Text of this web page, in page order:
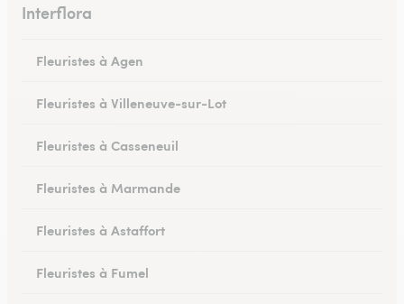
Interflora
Fleuristes à Agen
Fleuristes à Villeneuve-sur-Lot
Fleuristes à Casseneuil
Fleuristes à Marmande
Fleuristes à Astaffort
Fleuristes à Fumel